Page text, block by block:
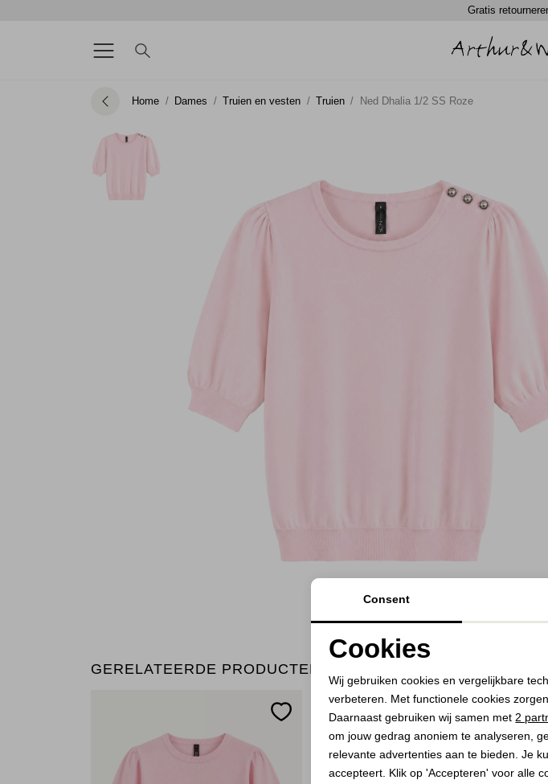
Gratis
Home Dames Truien en vesten Truien Ned Dhalia 1/2 SS Roze
GERELATEERDE PRODUCTEN
Analytische cookies
Consent
Cookies
Wij gebruiken cookies en vergelijkbare
verbeteren. Met functionele cookies
Daarnaast gebruiken wij samen met 2
om jouw gedrag anoniem te analyseren,
relevante advertenties aan te bieden. Je
accepteert. Klik op 'Accepteren' voor alle